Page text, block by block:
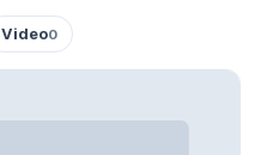
Video0